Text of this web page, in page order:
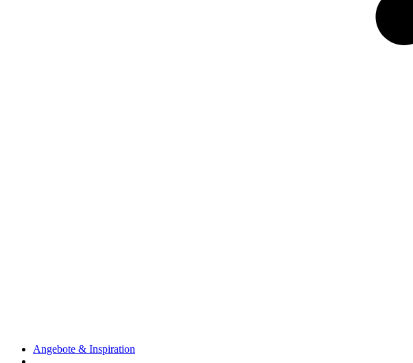
Angebote & Inspiration